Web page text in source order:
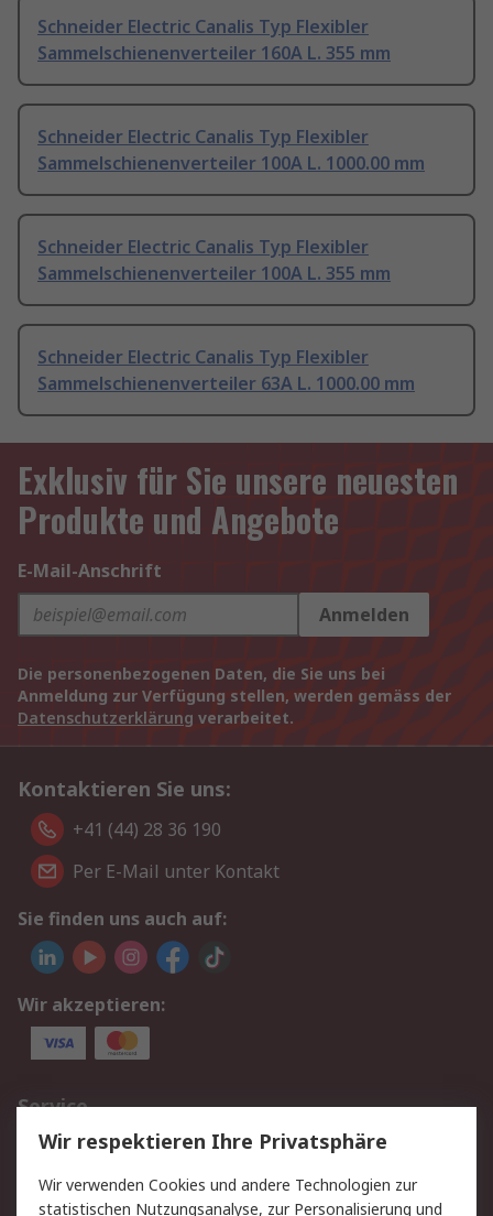
Schneider Electric Canalis Typ Flexibler
Sammelschienenverteiler 160A L. 355 mm
Schneider Electric Canalis Typ Flexibler
Sammelschienenverteiler 100A L. 1000.00 mm
Schneider Electric Canalis Typ Flexibler
Sammelschienenverteiler 100A L. 355 mm
Schneider Electric Canalis Typ Flexibler
Sammelschienenverteiler 63A L. 1000.00 mm
Exklusiv für Sie unsere neuesten
Produkte und Angebote
E-Mail-Anschrift
Anmelden
Die personenbezogenen Daten, die Sie uns bei
Anmeldung zur Verfügung stellen, werden gemäss der
Datenschutzerklärung verarbeitet.
Kontaktieren Sie uns:
+41 (44) 28 36 190
Per E-Mail unter Kontakt
Sie finden uns auch auf:
Wir akzeptieren:
Service
Value Added Services
Lieferlösungen
Rücksendungen
Kontakt
Hilfe
Wir respektieren Ihre Privatsphäre
Wir verwenden Cookies und andere Technologien zur
statistischen Nutzungsanalyse, zur Personalisierung und